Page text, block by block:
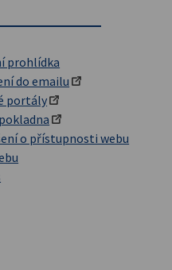
prohlídka
do emailu
portály
o přístupnosti webu